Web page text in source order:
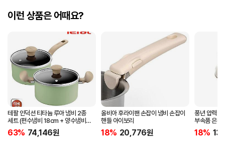
이런 상품은 어때요?
테팔 인덕션 티타늄 루아 냄비 2종
세트 (편수냄비 18cm + 양수냄비
20cm)
63% 74,146원
올비아 후라이팬 손잡이 냄비 손잡이
핸들 아이보리
18% 20,776원
풍년 압력솥
부속품 은장
18%